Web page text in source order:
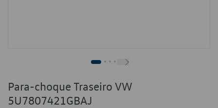
Para-choque Traseiro VW
5U7807421GBAJ